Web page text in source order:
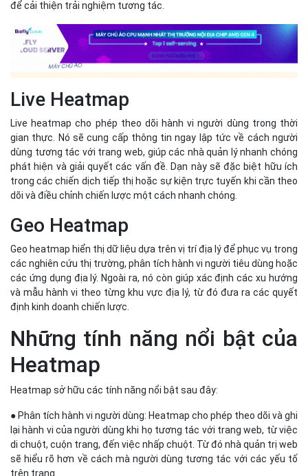
phát hiện và giải quyết các vấn đề. Dạn này sẽ đặc biệt hữu ích
trong các chiến dịch tiếp thị hoặc sự kiện trực tuyến khi cần theo
dõi và điều chỉnh chiến lược một cách nhanh chóng.
Geo Heatmap
Geo heatmap hiển thị dữ liệu dựa trên vị trí địa lý để phục vụ trong
các nghiên cứu thị trường, phân tích hành vi người tiêu dùng hoặc
các ứng dụng địa lý. Ngoài ra, nó còn giúp xác định các xu hướng
và mẫu hành vi theo từng khu vực địa lý, từ đó đưa ra các quyết
định kinh doanh chiến lược.
Những tính năng nổi bật của
Heatmap
Heatmap sở hữu các tính năng nổi bật sau đây:
● Phân tích hành vi người dùng: Heatmap cho phép theo dõi và ghi
lại hành vi của người dùng khi họ tương tác với trang web, từ việc
di chuột, cuộn trang, đến việc nhấp chuột. Từ đó nhà quản trị web
sẽ hiểu rõ hơn về cách mà người dùng tương tác với các yếu tố
trên trang.
● Hiển thị trực quan: Heatmap cung cấp cách hiển thị dữ liệu trực
quan thông qua việc sử dụng màu sắc, giúp người dùng dễ dàng
nhận biết các khu vực có mức độ tương tác cao hoặc thấp. Các
khu vực nóng (màu đỏ) cho thấy nơi có nhiều tương tác, trong khi
các khu vực lạnh (màu xanh) chỉ ra nơi ít được chú ý.
● Tối ưu hóa thiết kế: Các nhà thiết kế và phát triển web có thể tối
ưu hóa giao diện người dùng (UI) và trải nghiệm người dùng (UX)
bằng cách điều chỉnh các yếu tố như bố cục, màu sắc, và vị trí
của các nút bấm, nhằm tăng cường hiệu suất và hiệu quả của